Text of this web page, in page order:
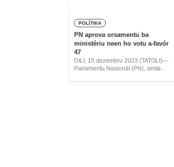
POLÍTIKA
PN aprova orsamentu ba
ministériu neen ho votu a-favór
47
DILI, 15 dezembru 2023 (TATOLI)—
Parlamentu Nasionál (PN), sesta